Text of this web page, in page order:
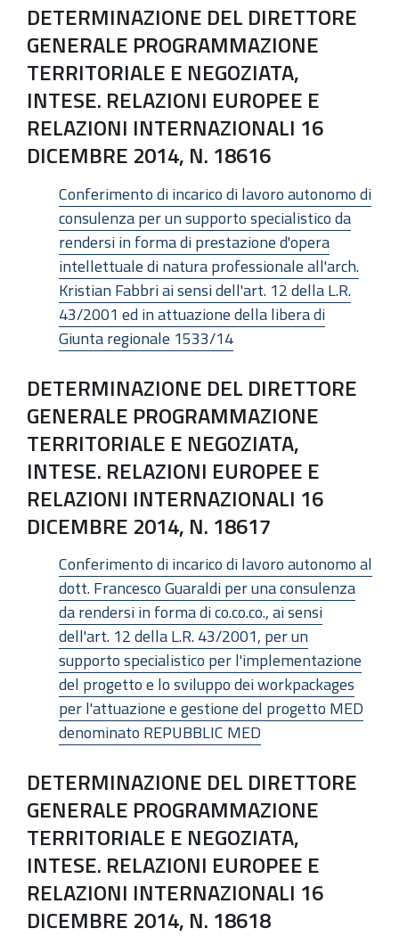
DETERMINAZIONE DEL DIRETTORE
GENERALE PROGRAMMAZIONE
TERRITORIALE E NEGOZIATA,
INTESE. RELAZIONI EUROPEE E
RELAZIONI INTERNAZIONALI 16
DICEMBRE 2014, N. 18616
Conferimento di incarico di lavoro autonomo di
consulenza per un supporto specialistico da
rendersi in forma di prestazione d'opera
intellettuale di natura professionale all'arch.
Kristian Fabbri ai sensi dell'art. 12 della L.R.
43/2001 ed in attuazione della libera di
Giunta regionale 1533/14
DETERMINAZIONE DEL DIRETTORE
GENERALE PROGRAMMAZIONE
TERRITORIALE E NEGOZIATA,
INTESE. RELAZIONI EUROPEE E
RELAZIONI INTERNAZIONALI 16
DICEMBRE 2014, N. 18617
Conferimento di incarico di lavoro autonomo al
dott. Francesco Guaraldi per una consulenza
da rendersi in forma di co.co.co., ai sensi
dell'art. 12 della L.R. 43/2001, per un
supporto specialistico per l'implementazione
del progetto e lo sviluppo dei workpackages
per l'attuazione e gestione del progetto MED
denominato REPUBBLIC MED
DETERMINAZIONE DEL DIRETTORE
GENERALE PROGRAMMAZIONE
TERRITORIALE E NEGOZIATA,
INTESE. RELAZIONI EUROPEE E
RELAZIONI INTERNAZIONALI 16
DICEMBRE 2014, N. 18618